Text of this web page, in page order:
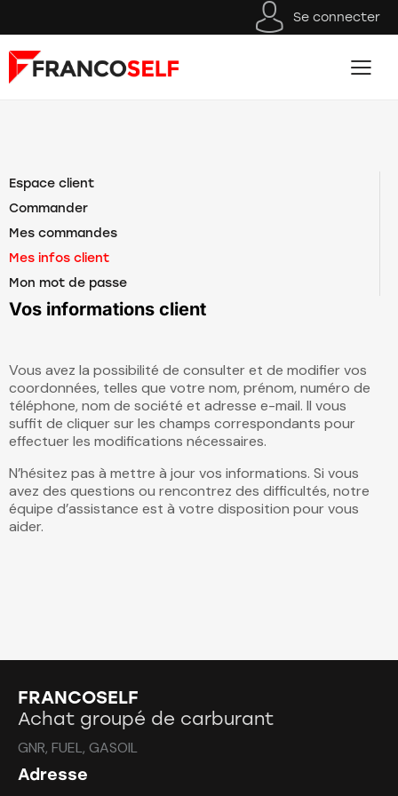
Se connecter
Espace client
Commander
Mes commandes
Mes infos client
Mon mot de passe
Vos informations client
Vous avez la possibilité de consulter et de modifier vos
coordonnées, telles que votre nom, prénom, numéro de
téléphone, nom de société et adresse e-mail. Il vous
suffit de cliquer sur les champs correspondants pour
effectuer les modifications nécessaires.
N’hésitez pas à mettre à jour vos informations. Si vous
avez des questions ou rencontrez des difficultés, notre
équipe d’assistance est à votre disposition pour vous
aider.
FRANCOSELF
Achat groupé de carburant
GNR, FUEL, GASOIL
Adresse